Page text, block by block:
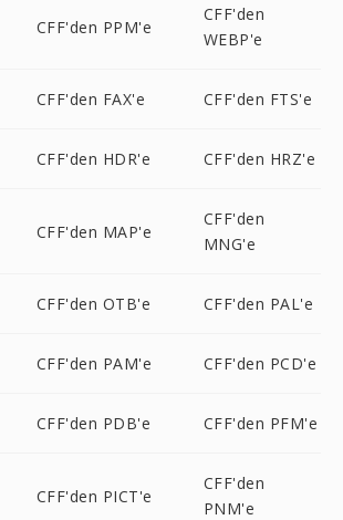
CFF'den PPM'e
CFF'den
WEBP'e
CFF'den FAX'e CFF'den FTS'e
CFF'den HDR'e CFF'den HRZ'e
CFF'den MAP'e
CFF'den
MNG'e
CFF'den OTB'e CFF'den PAL'e
CFF'den PAM'e CFF'den PCD'e
CFF'den PDB'e CFF'den PFM'e
CFF'den PICT'e
CFF'den
PNM'e